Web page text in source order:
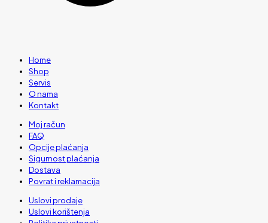
Home
Shop
Servis
O nama
Kontakt
Moj račun
FAQ
Opcije plaćanja
Sigurnost plaćanja
Dostava
Povrat i reklamacija
Uslovi prodaje
Uslovi korištenja